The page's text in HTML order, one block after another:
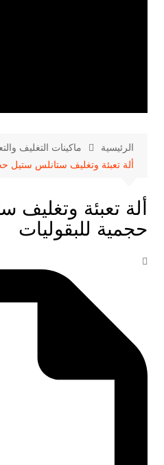
الرئيسية
ماكينات التغليف
ألة تعبئة وتغليف ستانلس ستيل
ألة تعبئة
حجمية للبقوليات